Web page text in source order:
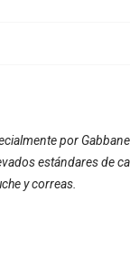
por
estándares de
y correas.